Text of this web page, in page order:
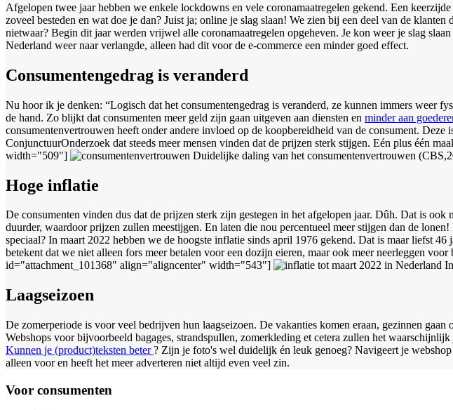
Afgelopen twee jaar hebben we enkele lockdowns en vele coronamaatregelen gekend. Een
zoveel besteden en wat doe je dan? Juist ja; online je slag slaan! We zien bij een deel van de
nietwaar? Begin dit jaar werden vrijwel alle coronamaatregelen opgeheven. Je kon weer je slag
Nederland weer naar verlangde, alleen had dit voor de e-commerce een minder goed effect.
Consumentengedrag is veranderd
Nu hoor ik je denken: “Logisch dat het consumentengedrag is veranderd, ze kunnen immers weer
de hand. Zo blijkt dat consumenten meer geld zijn gaan uitgeven aan diensten en minder aan
consumentenvertrouwen heeft onder andere invloed op de koopbereidheid van de consument.
ConjunctuurOnderzoek dat steeds meer mensen vinden dat de prijzen sterk stijgen. Eén plus één
width="509"]
Duidelijke daling van het consumentenvertrouwen
Hoge inflatie
De consumenten vinden dus dat de prijzen sterk zijn gestegen in het afgelopen jaar. Dûh. Dat is
duurder, waardoor prijzen zullen meestijgen. En laten die nou percentueel meer stijgen dan de lonen!
speciaal? In maart 2022 hebben we de hoogste inflatie sinds april 1976 gekend. Dat is maar liefst 46
betekent dat we niet alleen fors meer betalen voor een dozijn eieren, maar ook meer neerleggen
id="attachment_101368" align="aligncenter" width="543"]
Laagseizoen
De zomerperiode is voor veel bedrijven hun laagseizoen. De vakanties komen eraan, gezinnen
Webshops voor bijvoorbeeld bagages, strandspullen, zomerkleding et cetera zullen het
Kunnen je (product)teksten beter? Zijn je foto's wel duidelijk én leuk genoeg? Navigeert je
alleen voor en heeft het meer adverteren niet altijd even veel zin.
Voor consumenten